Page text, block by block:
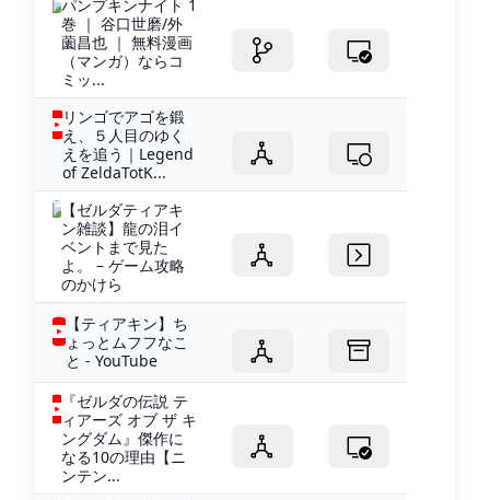
パンプキンナイト 1
巻 ｜ 谷口世磨/外
薗昌也 ｜ 無料漫画
（マンガ）ならコ
ミッ...
リンゴでアゴを鍛
え、５人目のゆく
えを追う｜Legend
of ZeldaTotK...
【ゼルダティアキ
ン雑談】龍の泪イ
ベントまで見た
よ。 – ゲーム攻略
のかけら
【ティアキン】ち
ょっとムフフなこ
と - YouTube
『ゼルダの伝説 テ
ィアーズ オブ ザ キ
ングダム』傑作に
なる10の理由【ニ
ンテン...